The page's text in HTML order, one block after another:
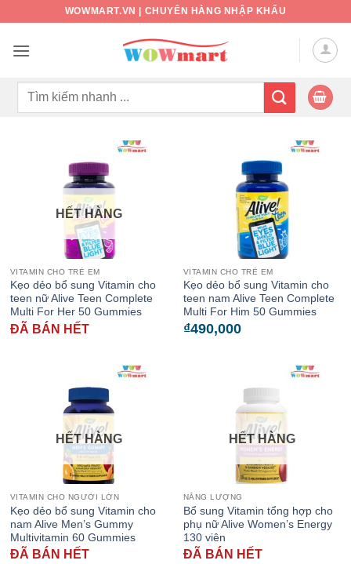
nội
WOWMART.VN | CHUYÊN HÀNG NHẬP KHẨU
Tìm
HẾT HÀNG
VITAMIN CHO TRẺ EM
Kẹo dẻo bổ sung Vitamin cho
teen nữ Alive Teen Complete
Multi For Her 50 Gummies
ĐÃ BÁN HẾT
VITAMIN CHO TRẺ EM
Kẹo dẻo bổ sung Vitamin cho
teen nam Alive Teen Complete
Multi For Him 50 Gummies
₫490,000
HẾT HÀNG
VITAMIN CHO NGƯỜI LỚN
Kẹo dẻo bổ sung Vitamin cho
nam Alive Men’s Gummy
Multivitamin 60 Gummies
ĐÃ BÁN HẾT
HẾT HÀNG
NĂNG LƯỢNG
Bổ sung Vitamin tổng hợp cho
phụ nữ Alive Women’s Energy
130 viên
ĐÃ BÁN HẾT